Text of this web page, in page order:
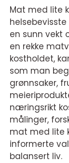
Mat med lite
en sunn vekt
en rekke
kostholdet,
som man
grønnsaker,
næringsrikt
målinger,
mat med lite
informerte
balansert liv.